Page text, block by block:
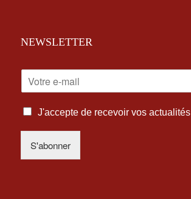
NEWSLETTER
A
I
F
R
J'accepte de recevoir vos actualités
S'abonner